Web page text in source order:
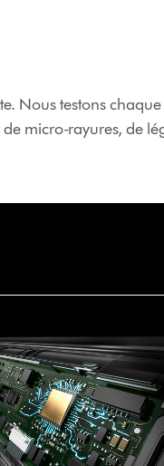
Nous testons
micro-rayures, de